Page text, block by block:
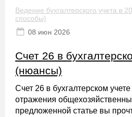
Ведение бухгалтерского учета в
способы)
08 июн 2026
Счет 26 в
(нюансы)
Счет 26 в бухгалтерском
отражения
предложенной статье вы